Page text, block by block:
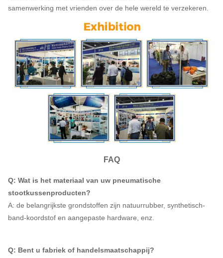
samenwerking met vrienden over de hele wereld te verzekeren.
FAQ
Q: Wat is het materiaal van uw pneumatische
stootkussenproducten?
A: de belangrijkste grondstoffen zijn natuurrubber, synthetisch-
band-koordstof en aangepaste hardware, enz.
Q: Bent u fabriek of handelsmaatschappij?